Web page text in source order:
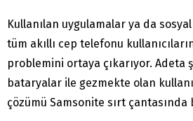
Kullanılan uygulamalar ya da
tüm akıllı cep telefonu
problemini ortaya çıkarıyor. Adeta
bataryalar ile gezmekte olan
çözümü Samsonite sırt çantasında